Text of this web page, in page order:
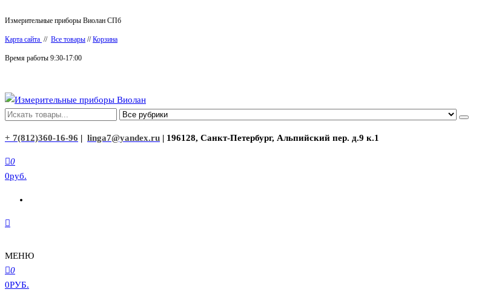
к
содержимому
Измерительные приборы Виолан СПб
Карта сайта // Все товары //Корзина
Время работы 9:30-17:00
Измерительные приборы Виолан
+ 7(812)360-16-96 | linga7@yandex.ru | 196128, Санкт-Петербург, Альпийский пер. д.9 к.1
0
0руб.
МЕНЮ
0
0РУБ.